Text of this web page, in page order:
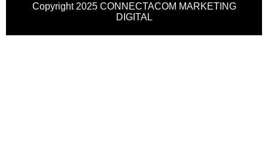
Copyright 2025 CONNECTACOM MARKETING
DIGITAL